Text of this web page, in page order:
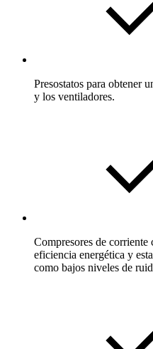
Presostatos para obtener
y los ventiladores.
Compresores de
eficiencia energética y
como bajos niveles de